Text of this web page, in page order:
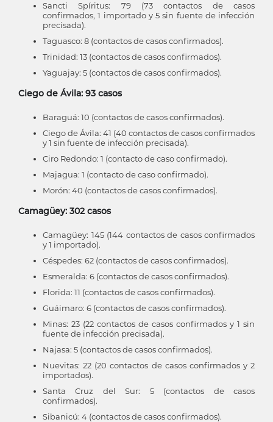
Sancti Spíritus: 79 (73 contactos de casos
confirmados, 1 importado y 5 sin fuente de infección
precisada).
Taguasco: 8 (contactos de casos confirmados).
Trinidad: 13 (contactos de casos confirmados).
Yaguajay: 5 (contactos de casos confirmados).
Ciego de Ávila: 93 casos
Baraguá: 10 (contactos de casos confirmados).
Ciego de Ávila: 41 (40 contactos de casos confirmados
y 1 sin fuente de infección precisada).
Ciro Redondo: 1 (contacto de caso confirmado).
Majagua: 1 (contacto de caso confirmado).
Morón: 40 (contactos de casos confirmados).
Camagüey: 302 casos
Camagüey: 145 (144 contactos de casos confirmados
y 1 importado).
Céspedes: 62 (contactos de casos confirmados).
Esmeralda: 6 (contactos de casos confirmados).
Florida: 11 (contactos de casos confirmados).
Guáimaro: 6 (contactos de casos confirmados).
Minas: 23 (22 contactos de casos confirmados y 1 sin
fuente de infección precisada).
Najasa: 5 (contactos de casos confirmados).
Nuevitas: 22 (20 contactos de casos confirmados y 2
importados).
Santa Cruz del Sur: 5 (contactos de casos
confirmados).
Sibanicú: 4 (contactos de casos confirmados).